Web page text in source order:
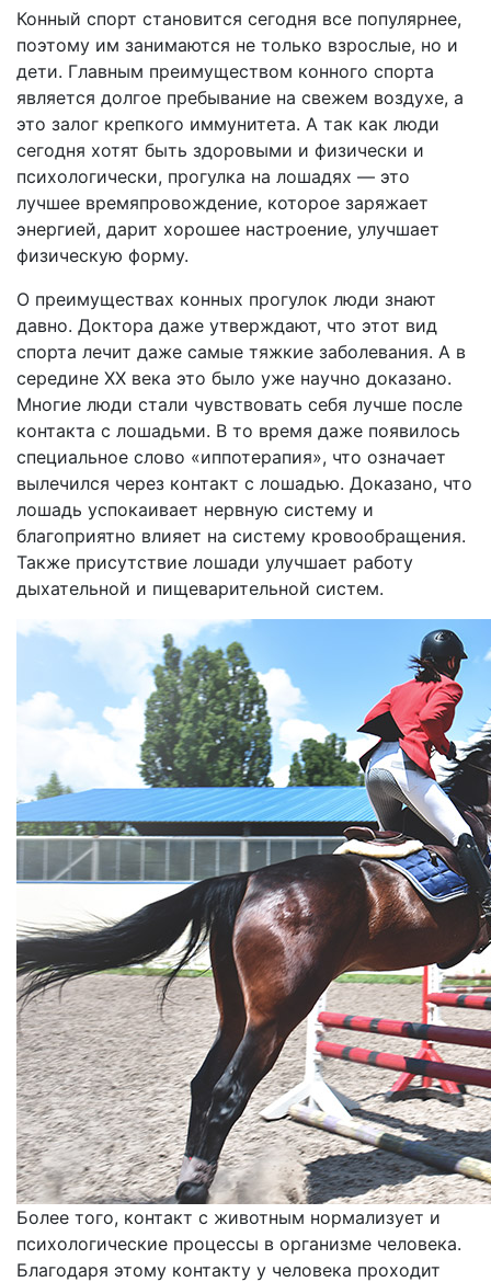
Конный спорт становится сегодня все популярнее,
поэтому им занимаются не только взрослые, но и
дети. Главным преимуществом конного спорта
является долгое пребывание на свежем воздухе, а
это залог крепкого иммунитета. А так как люди
сегодня хотят быть здоровыми и физически и
психологически, прогулка на лошадях — это
лучшее времяпровождение, которое заряжает
энергией, дарит хорошее настроение, улучшает
физическую форму.
О преимуществах конных прогулок люди знают
давно. Доктора даже утверждают, что этот вид
спорта лечит даже самые тяжкие заболевания. А в
середине XX века это было уже научно доказано.
Многие люди стали чувствовать себя лучше после
контакта с лошадьми. В то время даже появилось
специальное слово «иппотерапия», что означает
вылечился через контакт с лошадью. Доказано, что
лошадь успокаивает нервную систему и
благоприятно влияет на систему кровообращения.
Также присутствие лошади улучшает работу
дыхательной и пищеварительной систем.
Более того, контакт с животным нормализует и
психологические процессы в организме человека.
Благодаря этому контакту у человека проходит